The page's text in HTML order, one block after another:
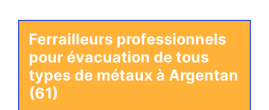
Ferrailleurs professionnels
pour évacuation de tous
types de métaux à Argentan
(61)